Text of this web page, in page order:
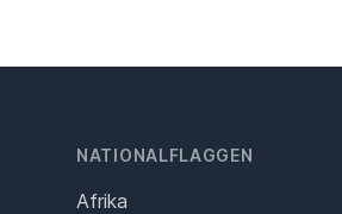
NATIONALFLAGGEN
Afrika